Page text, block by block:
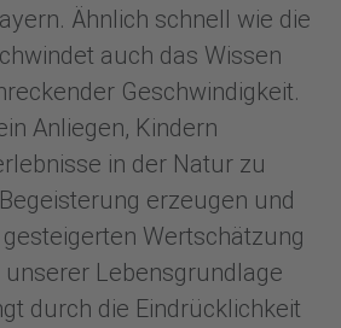
Ähnlich schnell wie die
auch das Wissen
Geschwindigkeit.
Anliegen, Kindern
in der Natur zu
erzeugen und
Wertschätzung
Lebensgrundlage
durch die Eindrücklichkeit